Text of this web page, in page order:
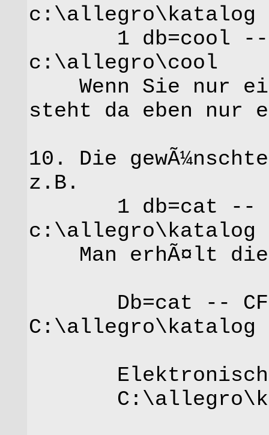
c:\allegro\katalog
1 db=cool --
c:\allegro\cool
Wenn Sie nur
steht da eben nur
10. Die
z.B.
1 db=cat --
c:\allegro\katalog
Man erhÃ¤lt die
Db=cat --
C:\allegro\katalog
Elektronische